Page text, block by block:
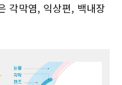
각막염, 익상편, 백내장